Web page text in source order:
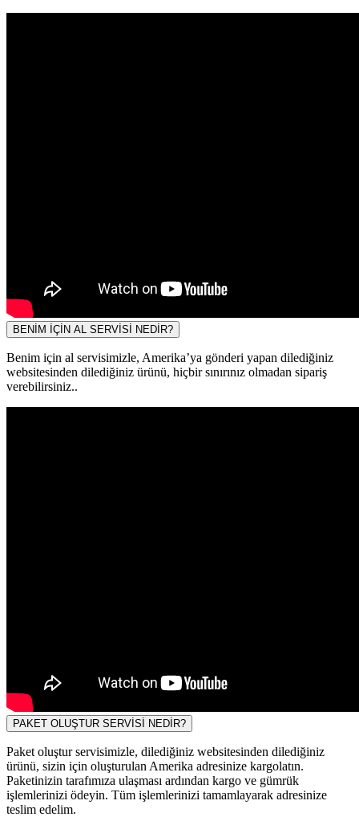
BENİM İÇİN AL SERVİSİ NEDİR?
Benim için al servisimizle, Amerika’ya gönderi yapan dilediğiniz
websitesinden dilediğiniz ürünü, hiçbir sınırınız olmadan sipariş
verebilirsiniz..
PAKET OLUŞTUR SERVİSİ NEDİR?
Paket oluştur servisimizle, dilediğiniz websitesinden dilediğiniz
ürünü, sizin için oluşturulan Amerika adresinize kargolatın.
Paketinizin tarafımıza ulaşması ardından kargo ve gümrük
işlemlerinizi ödeyin. Tüm işlemlerinizi tamamlayarak adresinize
teslim edelim.